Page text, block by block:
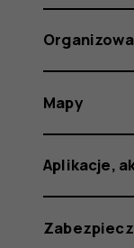
Mapy
Aplikacje,